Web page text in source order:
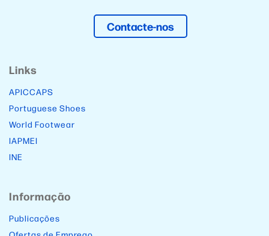
Contacte-nos
Links
APICCAPS
Portuguese Shoes
World Footwear
IAPMEI
INE
Informação
Publicações